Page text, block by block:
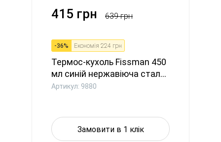
415 грн 639 грн
-36% Економія 224 грн
Термос-кухоль Fissman 450
мл синій нержавіюча стал...
Артикул: 9880
Замовити в 1 клік